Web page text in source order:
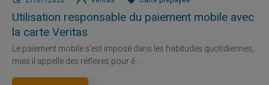
Utilisation responsable du paiement mobile avec
la carte Veritas
Le paiement mobile s'est imposé dans les habitudes quotidiennes,
mais il appelle des réflexes pour é...